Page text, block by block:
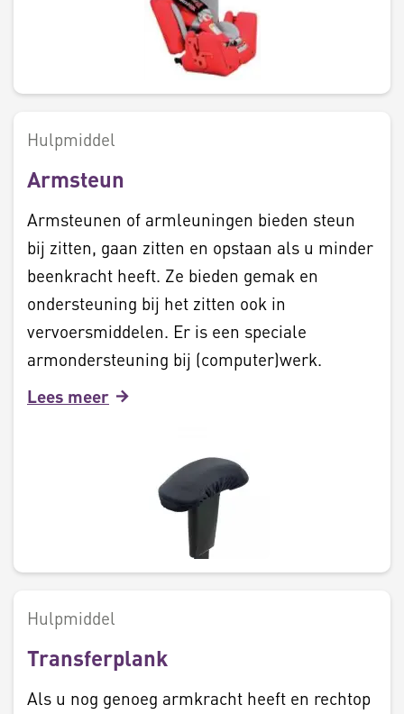
Hulpmiddel
Armsteun
Armsteunen of armleuningen bieden steun
bij zitten, gaan zitten en opstaan als u minder
beenkracht heeft. Ze bieden gemak en
ondersteuning bij het zitten ook in
vervoersmiddelen. Er is een speciale
armondersteuning bij (computer)werk.
Lees meer
Hulpmiddel
Transferplank
Als u nog genoeg armkracht heeft en rechtop